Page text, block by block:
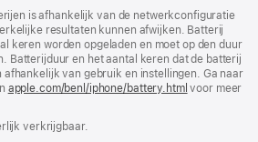
is afhankelijk van de netwerkconfiguratie
resultaten kunnen afwijken. Batterij
keren worden opgeladen en moet op den duur
Batterij­duur en het aantal keren dat de batterij
afhankelijk van gebruik en instellingen. Ga naar
apple.com/benl/iphone/battery.html voor meer
verkrijgbaar.